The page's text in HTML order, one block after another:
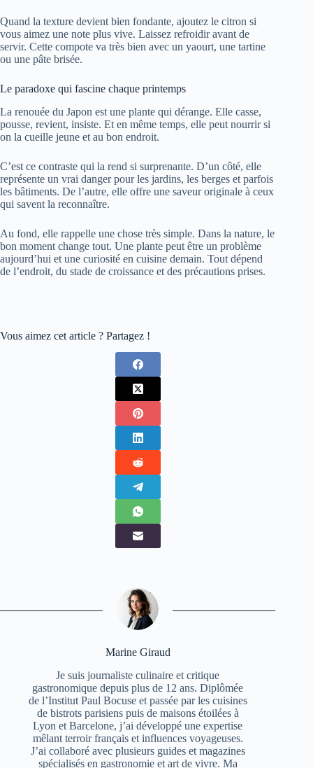
Quand la texture devient bien fondante, ajoutez le citron si
vous aimez une note plus vive. Laissez refroidir avant de
servir. Cette compote va très bien avec un yaourt, une tartine
ou une pâte brisée.
Le paradoxe qui fascine chaque printemps
La renouée du Japon est une plante qui dérange. Elle casse,
pousse, revient, insiste. Et en même temps, elle peut nourrir si
on la cueille jeune et au bon endroit.
C’est ce contraste qui la rend si surprenante. D’un côté, elle
représente un vrai danger pour les jardins, les berges et parfois
les bâtiments. De l’autre, elle offre une saveur originale à ceux
qui savent la reconnaître.
Au fond, elle rappelle une chose très simple. Dans la nature, le
bon moment change tout. Une plante peut être un problème
aujourd’hui et une curiosité en cuisine demain. Tout dépend
de l’endroit, du stade de croissance et des précautions prises.
Vous aimez cet article ? Partagez !
Marine Giraud
Je suis journaliste culinaire et critique
gastronomique depuis plus de 12 ans. Diplômée
de l’Institut Paul Bocuse et passée par les cuisines
de bistrots parisiens puis de maisons étoilées à
Lyon et Barcelone, j’ai développé une expertise
mêlant terroir français et influences voyageuses.
J’ai collaboré avec plusieurs guides et magazines
spécialisés en gastronomie et art de vivre. Ma